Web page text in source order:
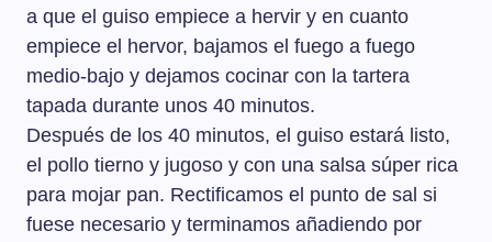
a que el guiso empiece a hervir y en cuanto
empiece el hervor, bajamos el fuego a fuego
medio-bajo y dejamos cocinar con la tartera
tapada durante unos 40 minutos.
Después de los 40 minutos, el guiso estará listo,
el pollo tierno y jugoso y con una salsa súper rica
para mojar pan. Rectificamos el punto de sal si
fuese necesario y terminamos añadiendo por